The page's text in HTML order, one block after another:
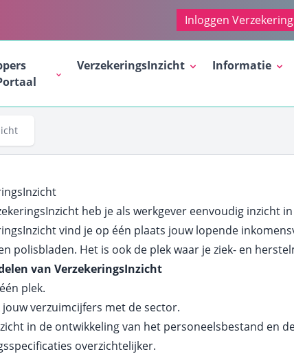
Inloggen
VerzekeringsInzicht Informatie
heb je als werkgever eenvoudig inzicht
vind je op één plaats jouw lopende
polisbladen. Het is ook de plek waar je ziek- en
van VerzekeringsInzicht
plek.
jouw verzuimcijfers met de sector.
in de ontwikkeling van het personeelsbestand en
overzichtelijker.